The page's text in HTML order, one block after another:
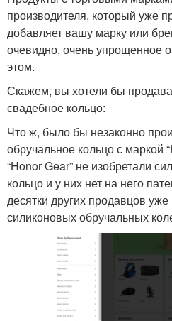
производителя, который уже
добавляет вашу марку или
очевидно, очень упрощенное
этом.
Скажем, вы хотели бы
свадебное кольцо:
Что ж, было бы незаконно
обручальное кольцо с маркой
“Honor Gear” не изобретали
кольцо и у них нет на него
десятки других продавцов
силиконовых обручальных